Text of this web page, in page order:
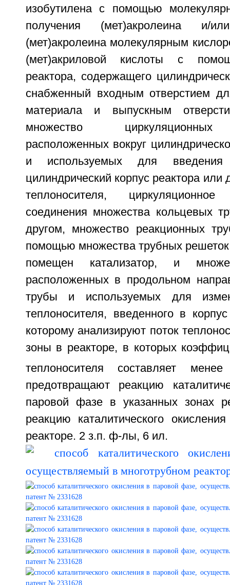
изобутилена с помощью
получения (мет)акролеина и/
(мет)акролеина молекулярным
(мет)акриловой кислоты с
реактора, содержащего
снабженный входным отверстием
материала и выпускным
множество циркуляционных
расположенных вокруг
и используемых для введения
цилиндрический корпус реактора или
теплоносителя,
соединения множества кольцевых
другом, множество реакционных
помощью множества трубных решеток
помещен катализатор, и
расположенных в продольном
трубы и используемых для
теплоносителя, введенного в
которому анализируют поток
зоны в реакторе, в которых
теплоносителя составляет
предотвращают реакцию
паровой фазе в указанных зонах
реакцию каталитического
реакторе. 2 з.п. ф-лы, 6 ил.